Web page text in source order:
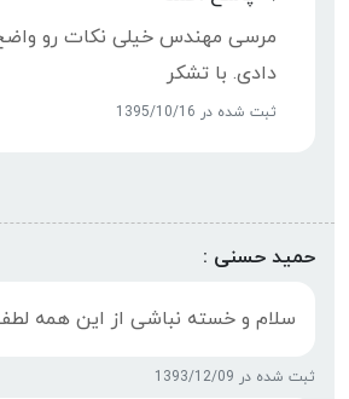
مرسی مهندس خیلی نکات رو
دادی. با تشکر
ثبت شده در 1395/10/16
حمید حسنی :
سلام و خسته نباشی از این همه
ثبت شده در 1393/12/09